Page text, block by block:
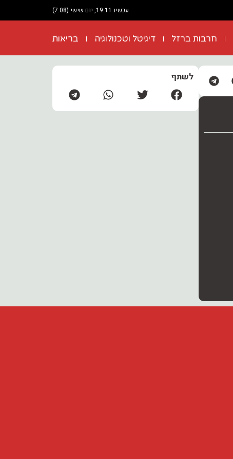
עכשיו 19:11, יום שישי (7.08)
חרבות ברזל דיגיטל וטכנולוגיה בריאות
לשתף